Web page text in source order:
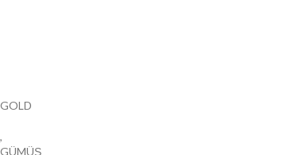
GOLD
,
GÜMÜŞ